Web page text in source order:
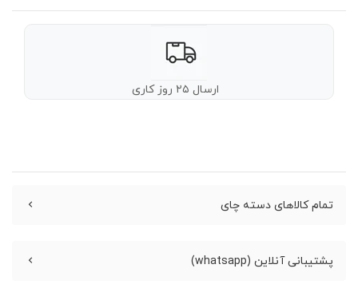
ارسال ۲۵ روز کاری
تمام کالاهای دسته چای
پشتیبانی آنلاین (whatsapp)